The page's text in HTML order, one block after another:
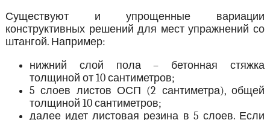
Существуют и упрощенные вариации
конструктивных решений для мест упражнений со
штангой. Например:
нижний слой пола – бетонная стяжка
толщиной от 10 сантиметров;
5 слоев листов ОСП (2 сантиметра), общей
толщиной 10 сантиметров;
далее идет листовая резина в 5 слоев. Если